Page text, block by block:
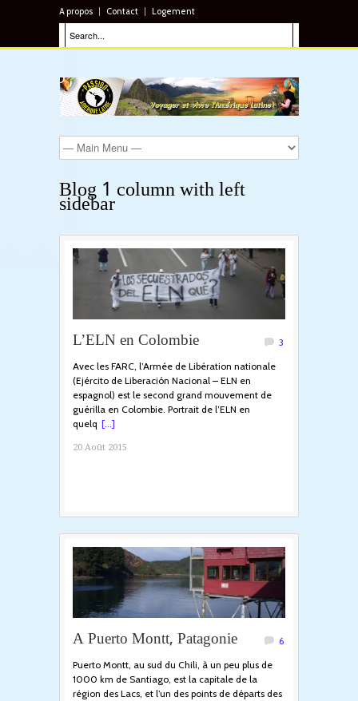
A propos Contact Logement
Blog 1 column with left
sidebar
L’ELN en Colombie
3
Avec les FARC, l’Armée de Libération nationale
(Ejército de Liberación Nacional – ELN en
espagnol) est le second grand mouvement de
guérilla en Colombie. Portrait de l’ELN en
quelq [...]
20 Août 2015
A Puerto Montt, Patagonie
6
Puerto Montt, au sud du Chili, à un peu plus de
1000 km de Santiago, est la capitale de la
région des Lacs, et l’un des points de départs des